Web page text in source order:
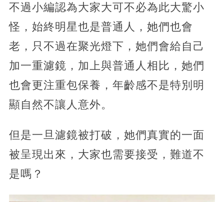
不過小編認為大家大可不必為此大驚小
怪，始終明星也是普通人，她們也會
老，只不過在聚光燈下，她們會給自己
加一重濾鏡，加上與普通人相比，她們
也會更注重包保養，年齡感不是特別明
顯自然不讓人意外。
但是一旦濾鏡被打破，她們真實的一面
被呈現出來，大家也需要接受，難道不
是嗎？